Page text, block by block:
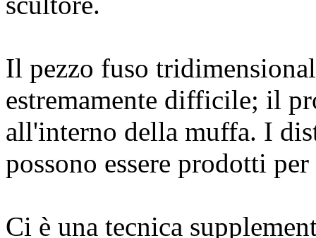
Il pezzo fuso
estremamente difficile; il
all'interno della muffa. I
possono essere prodotti
Ci è una tecnica